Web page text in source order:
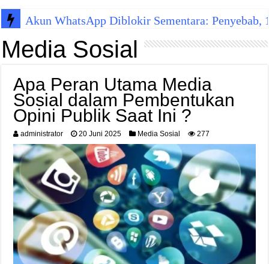
Akun WhatsApp Diblokir Sementara:
Media Sosial
Apa Peran Utama Media
Sosial dalam Pembentukan
Opini Publik Saat Ini ?
administrator 20 Juni 2025 Media Sosial 277